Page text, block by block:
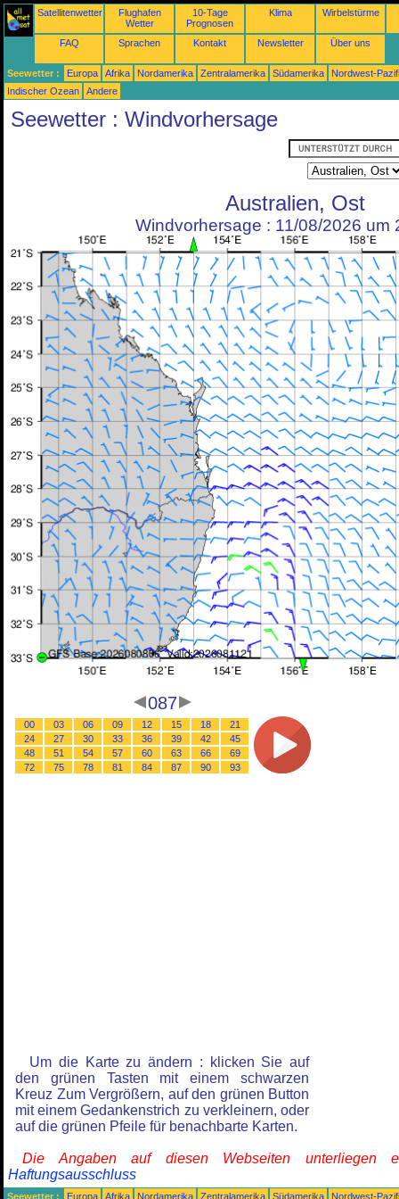
Satellitenwetter
Flughafen
Wetter
10-Tage
Prognosen
Klima Wirbelstürme
FAQ Sprachen Kontakt Newsletter Über uns
Seewetter : Europa Afrika Nordamerika Zentralamerika Südamerika
Nordwest-
Indischer Ozean
Andere
Seewetter : Windvorhersage
Australien, Ost
Windvorhersage : 11/08/2026 um
087
00 03 06 09 12 15 18
21
24
27 30 33 36 39 42
45
48
51 54 57 60 63 66
69
72
75 78 81 84 87 90 93
Um die Karte zu ändern : klicken Sie auf
den grünen Tasten mit einem schwarzen
Kreuz Zum Vergrößern, auf den grünen Button
mit einem Gedankenstrich zu verkleinern, oder
auf die grünen Pfeile für benachbarte Karten.
Die Angaben auf diesen Webseiten unterliegen
Haftungsausschluss
Seewetter : Europa Afrika Nordamerika Zentralamerika Südamerika
Nordwest-